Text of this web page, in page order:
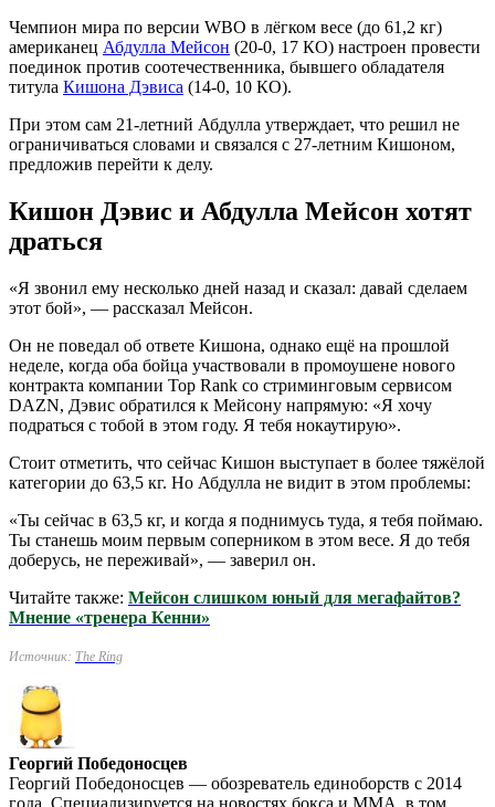
Чемпион мира по версии WBO в лёгком весе (до 61,2 кг)
американец Абдулла Мейсон (20-0, 17 КО) настроен провести
поединок против соотечественника, бывшего обладателя
титула Кишона Дэвиса (14-0, 10 КО).
При этом сам 21-летний Абдулла утверждает, что решил не
ограничиваться словами и связался с 27-летним Кишоном,
предложив перейти к делу.
Кишон Дэвис и Абдулла Мейсон хотят
дратьcя
«Я звонил ему несколько дней назад и сказал: давай сделаем
этот бой», — рассказал Мейсон.
Он не поведал об ответе Кишона, однако ещё на прошлой
неделе, когда оба бойца участвовали в промоушене нового
контракта компании Top Rank со стриминговым сервисом
DAZN, Дэвис обратился к Мейсону напрямую: «Я хочу
подраться с тобой в этом году. Я тебя нокаутирую».
Стоит отметить, что сейчас Кишон выступает в более тяжёлой
категории до 63,5 кг. Но Абдулла не видит в этом проблемы:
«Ты сейчас в 63,5 кг, и когда я поднимусь туда, я тебя поймаю.
Ты станешь моим первым соперником в этом весе. Я до тебя
доберусь, не переживай», — заверил он.
Читайте также: Мейсон слишком юный для мегафайтов?
Мнение «тренера Кенни»
Источник: The Ring
Георгий Победоносцев
Георгий Победоносцев — обозреватель единоборств с 2014
года. Специализируется на новостях бокса и ММА, в том